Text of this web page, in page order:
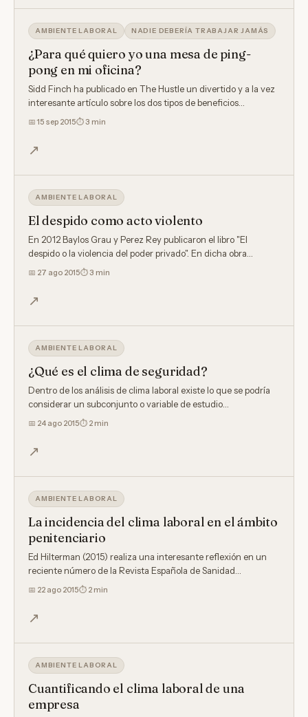
AMBIENTE LABORAL NADIE DEBERÍA TRABAJAR JAMÁS
¿Para qué quiero yo una mesa de ping-
pong en mi oficina?
Sidd Finch ha publicado en The Hustle un divertido y a la vez
interesante artículo sobre los dos tipos de beneficios…
📅 15 sep 2015⏱ 3 min
↗
AMBIENTE LABORAL
El despido como acto violento
En 2012 Baylos Grau y Perez Rey publicaron el libro "El
despido o la violencia del poder privado". En dicha obra…
📅 27 ago 2015⏱ 3 min
↗
AMBIENTE LABORAL
¿Qué es el clima de seguridad?
Dentro de los análisis de clima laboral existe lo que se podría
considerar un subconjunto o variable de estudio…
📅 24 ago 2015⏱ 2 min
↗
AMBIENTE LABORAL
La incidencia del clima laboral en el ámbito
penitenciario
Ed Hilterman (2015) realiza una interesante reflexión en un
reciente número de la Revista Española de Sanidad…
📅 22 ago 2015⏱ 2 min
↗
AMBIENTE LABORAL
Cuantificando el clima laboral de una
empresa